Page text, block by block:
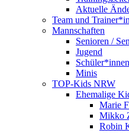
Aktuelle
Team und
Mannschaften
Senioren /
Jugend
Schüler*innen
Minis
TOP-Kids NRW
Ehemalige
Marie
Mikko
Robin